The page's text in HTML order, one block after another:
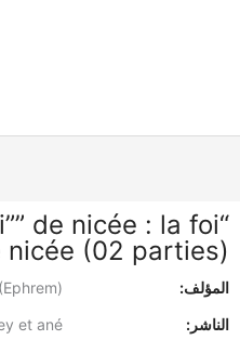
de nicée : la foi
nicée (02 parties)”
المؤلف:
الناشر: